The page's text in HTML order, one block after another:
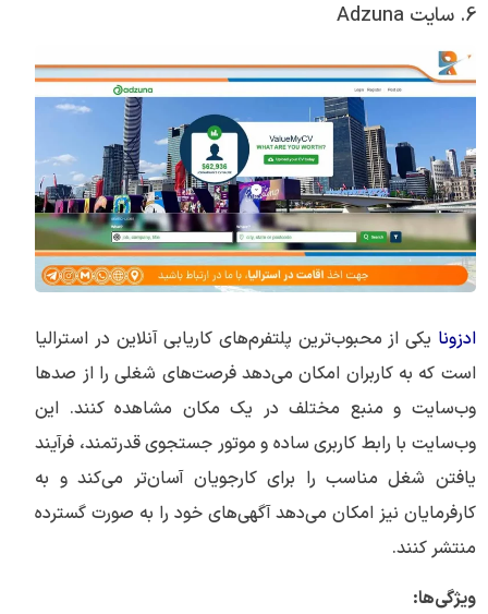
6. سایت Adzuna
ادزونا یکی از محبوب‌ترین پلتفرم‌های کاریابی آنلاین در استرالیا
است که به کاربران امکان می‌دهد فرصت‌های شغلی را از صدها
وب‌سایت و منبع مختلف در یک مکان مشاهده کنند. این
وب‌سایت با رابط کاربری ساده و موتور جستجوی قدرتمند، فرآیند
یافتن شغل مناسب را برای کارجویان آسان‌تر می‌کند و به
کارفرمایان نیز امکان می‌دهد آگهی‌های خود را به صورت گسترده
منتشر کنند.
ویژگی‌ها: